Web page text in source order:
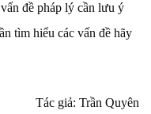
đề pháp lý cần lưu ý
tìm hiểu các vấn đề hãy
Tác giả: Trần Quyên